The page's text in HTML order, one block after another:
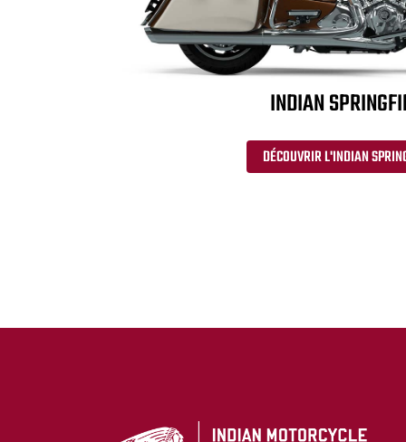
INDIAN
DÉCOUVRIR L'INDIAN